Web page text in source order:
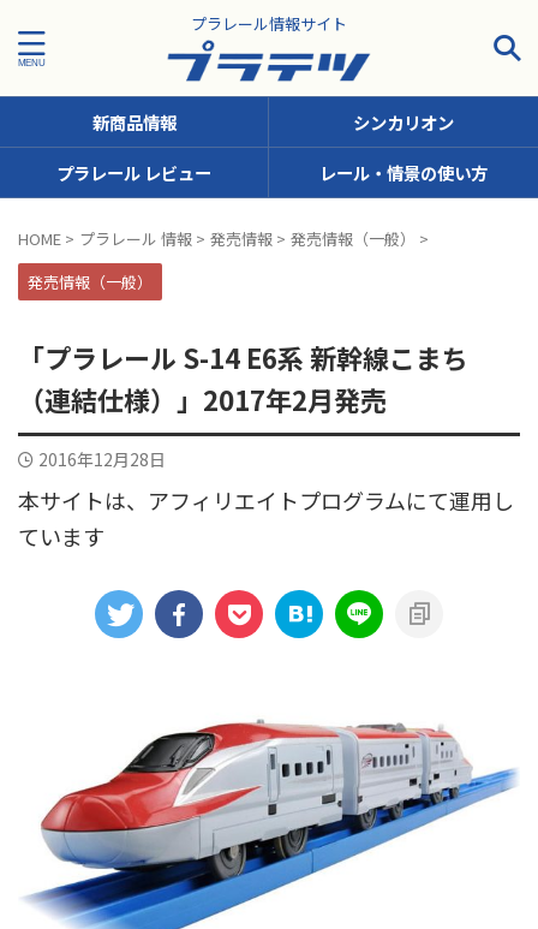
プラレール情報サイト
タグで探す！
JR九州
JR北海道
MODEROID OTシリーズ（おしゃべりトーマス）
TSシリーズ（トーマスナンバリング）
カプセルプラレール（きかんしゃトーマス）
クルーズトレインDXシリーズ シンカリオンDVD
テコロシリーズ・はじめてのプラレール ハッピーセット
プラレール博 in TOKYO
ベーシックセット・車両レールセット
新商品情報
シンカリオン
プラレール レビュー
レール・情景の使い方
HOME > プラレール 情報 > 発売情報 > 発売情報（一般）
>
発売情報（一般）
「プラレール S-14 E6系 新幹線こまち
（連結仕様）」2017年2月発売
2016年12月28日
本サイトは、アフィリエイトプログラムにて運用し
ています